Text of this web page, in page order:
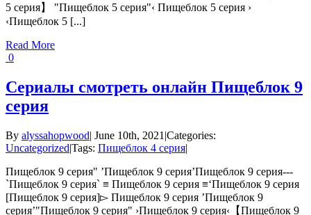
5 серия】 "Пищеблок 5 серия"‹ Пищеблок 5 серия ›
‹Пищеблок 5 [...]
Read More
0
Сериалы смотреть онлайн Пищеблок 9
серия
By alyssahopwood| June 10th, 2021 |Categories:
Uncategorized|Tags: Пищеблок 4 серия|
Пищеблок 9 серия" ’Пищеблок 9 серия’Пищеблок 9 серия---
`Пищеблок 9 серия` ≡ Пищеблок 9 серия ≡‘Пищеблок 9 серия
[Пищеблок 9 серия]▻ Пищеблок 9 серия ’Пищеблок 9
серия’"Пищеблок 9 серия" ›Пищеблок 9 серия‹【Пищеблок 9